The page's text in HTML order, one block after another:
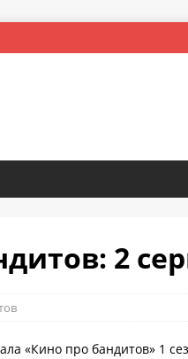
2
«Кино про бандитов» 1